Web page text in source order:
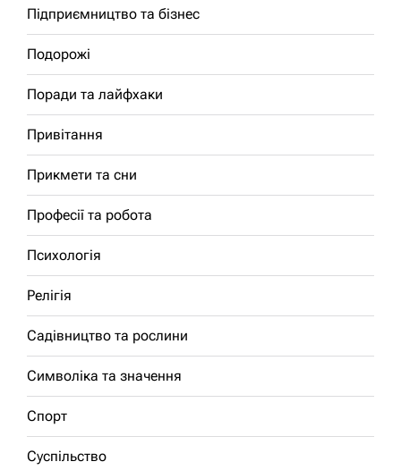
Підприємництво та бізнес
Подорожі
Поради та лайфхаки
Привітання
Прикмети та сни
Професії та робота
Психологія
Релігія
Садівництво та рослини
Символіка та значення
Спорт
Суспільство